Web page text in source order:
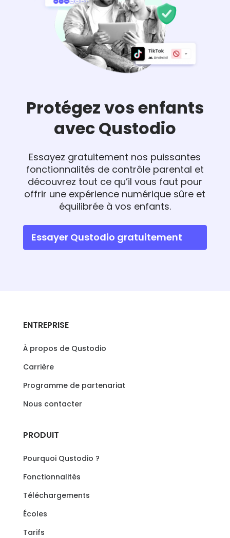
Protégez vos enfants
avec Qustodio
Essayez gratuitement nos puissantes
fonctionnalités de contrôle parental et
découvrez tout ce qu’il vous faut pour
offrir une expérience numérique sûre et
équilibrée à vos enfants.
Essayer Qustodio gratuitement
ENTREPRISE
À propos de Qustodio
Carrière
Programme de partenariat
Nous contacter
PRODUIT
Pourquoi Qustodio ?
Fonctionnalités
Téléchargements
Écoles
Tarifs